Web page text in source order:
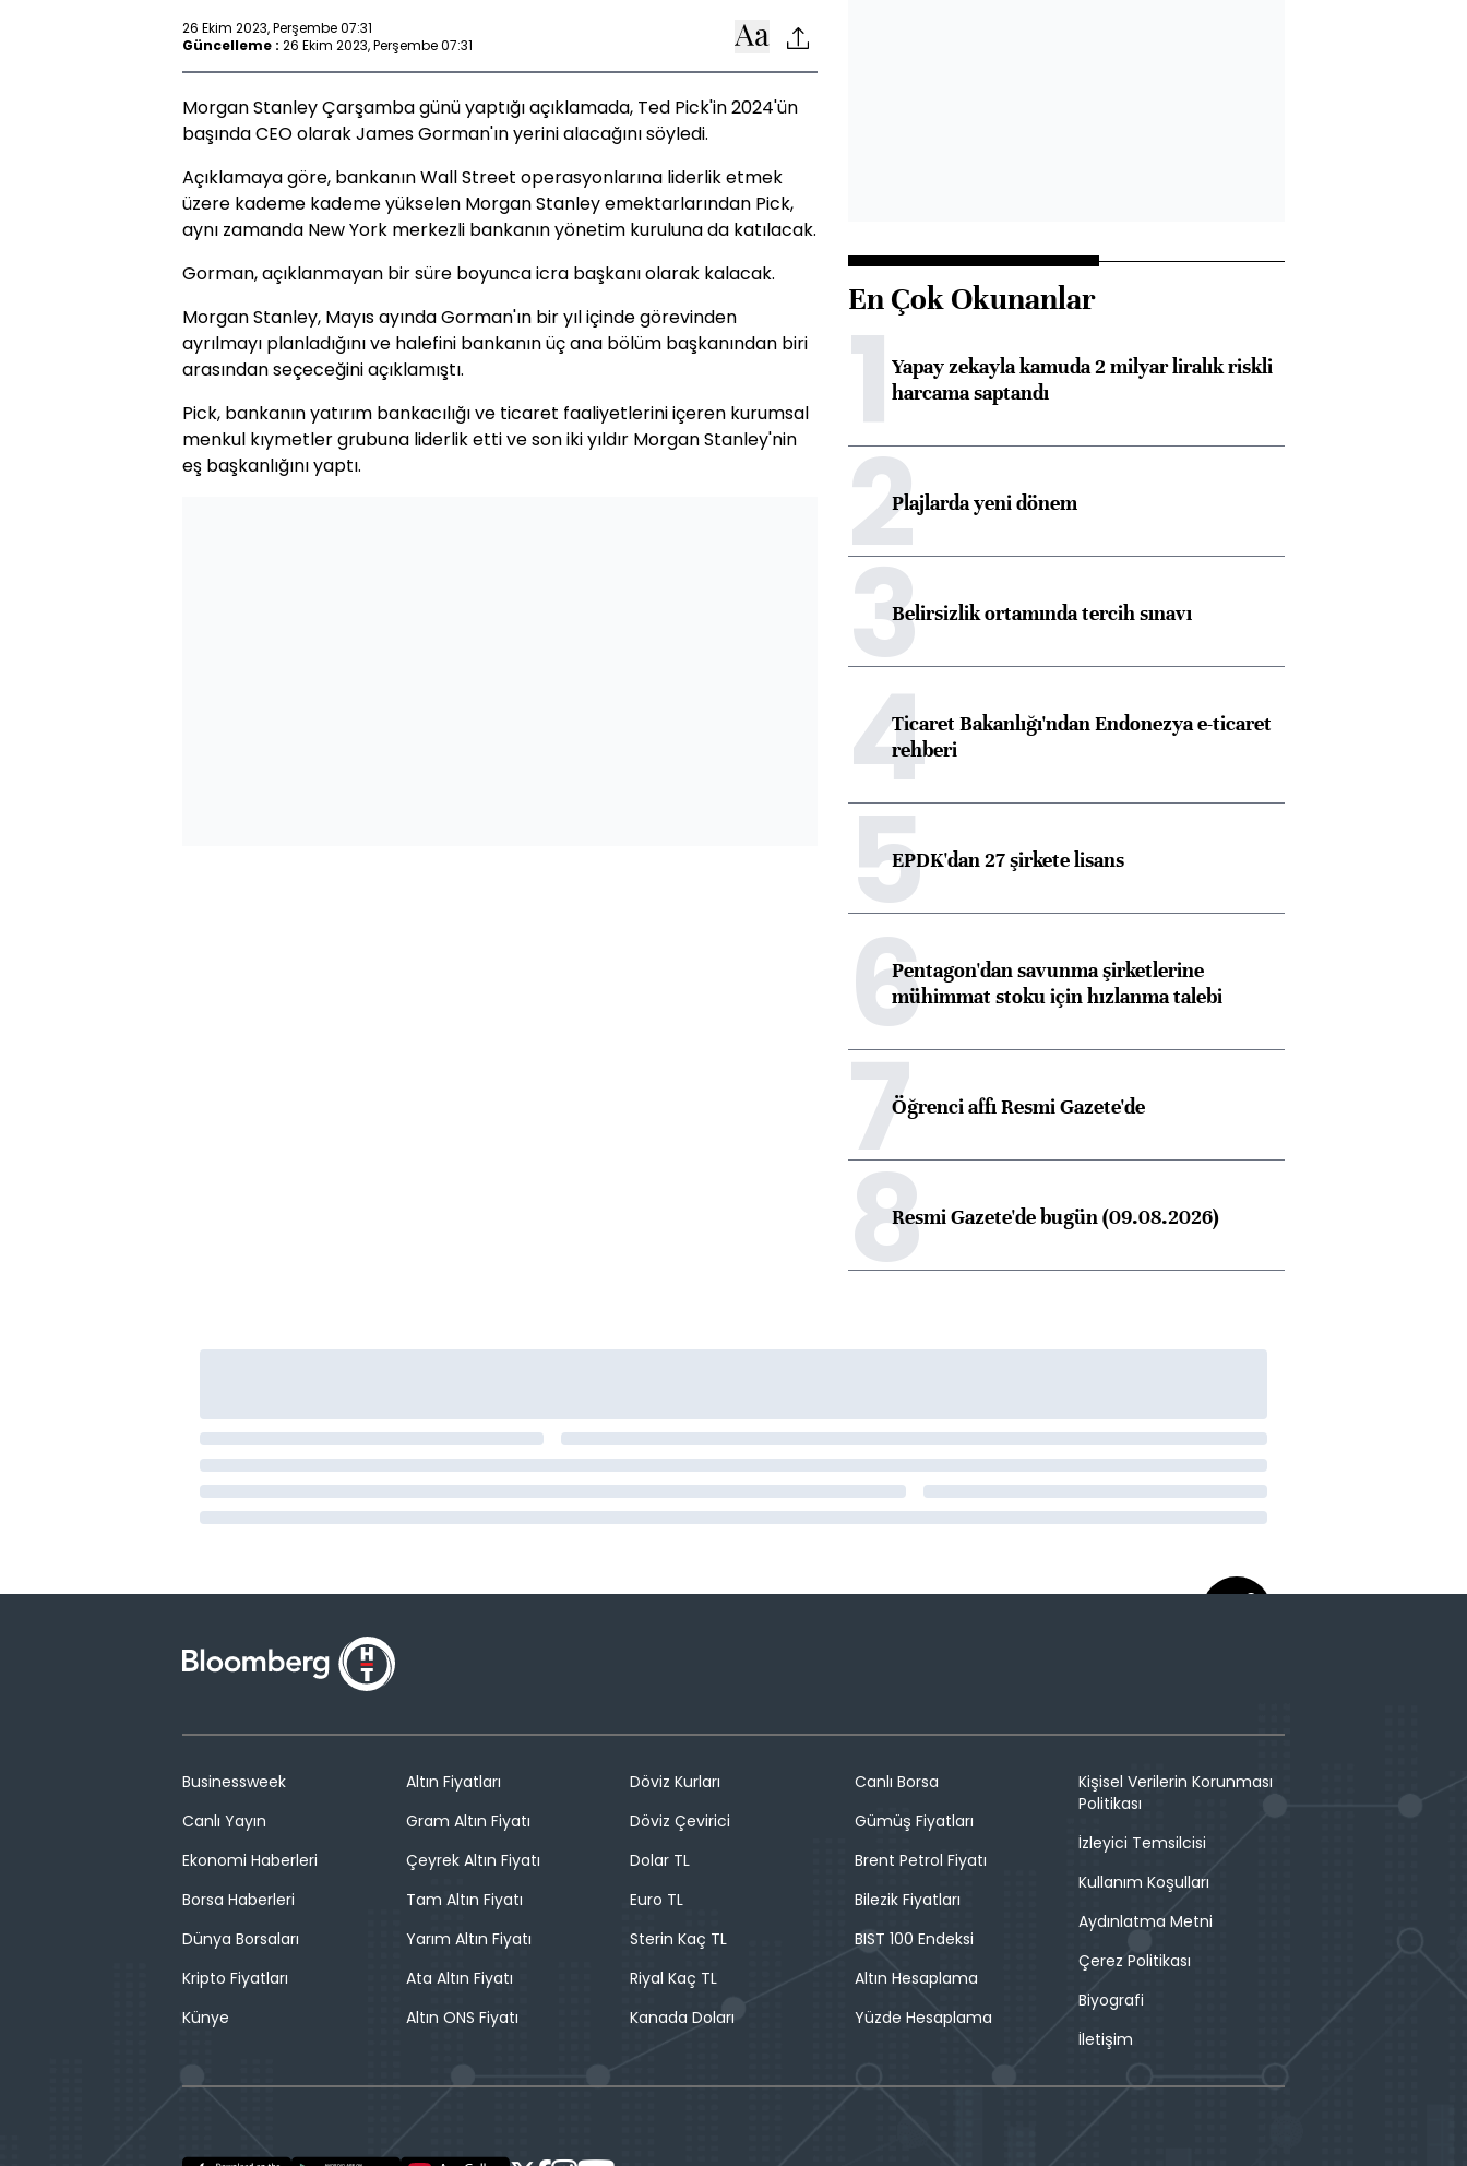
26 Ekim 2023, Perşembe 07:31
Güncelleme : 26 Ekim 2023, Perşembe 07:31
Morgan Stanley Çarşamba günü yaptığı açıklamada, Ted Pick'in 2024'ün
başında CEO olarak James Gorman'ın yerini alacağını söyledi.
Açıklamaya göre, bankanın Wall Street operasyonlarına liderlik etmek
üzere kademe kademe yükselen Morgan Stanley emektarlarından Pick,
aynı zamanda New York merkezli bankanın yönetim kuruluna da katılacak.
Gorman, açıklanmayan bir süre boyunca icra başkanı olarak kalacak.
Morgan Stanley, Mayıs ayında Gorman'ın bir yıl içinde görevinden
ayrılmayı planladığını ve halefini bankanın üç ana bölüm başkanından biri
arasından seçeceğini açıklamıştı.
Pick, bankanın yatırım bankacılığı ve ticaret faaliyetlerini içeren kurumsal
menkul kıymetler grubuna liderlik etti ve son iki yıldır Morgan Stanley'nin
eş başkanlığını yaptı.
En Çok Okunanlar
1Yapay zekayla kamuda 2 milyar liralık riskli
harcama saptandı
2Plajlarda yeni dönem
3Belirsizlik ortamında tercih sınavı
4Ticaret Bakanlığı'ndan Endonezya e-ticaret
rehberi
5EPDK'dan 27 şirkete lisans
6Pentagon'dan savunma şirketlerine
mühimmat stoku için hızlanma talebi
7Öğrenci affı Resmi Gazete'de
8Resmi Gazete'de bugün (09.08.2026)
Businessweek
Canlı Yayın
Ekonomi Haberleri
Borsa Haberleri
Dünya Borsaları
Kripto Fiyatları
Künye
Altın Fiyatları
Gram Altın Fiyatı
Çeyrek Altın Fiyatı
Tam Altın Fiyatı
Yarım Altın Fiyatı
Ata Altın Fiyatı
Altın ONS Fiyatı
Döviz Kurları
Döviz Çevirici
Dolar TL
Euro TL
Sterin Kaç TL
Riyal Kaç TL
Kanada Doları
Canlı Borsa
Gümüş Fiyatları
Brent Petrol Fiyatı
Bilezik Fiyatları
BIST 100 Endeksi
Altın Hesaplama
Yüzde Hesaplama
Kişisel Verilerin Korunması
Politikası
İzleyici Temsilcisi
Kullanım Koşulları
Aydınlatma Metni
Çerez Politikası
Biyografi
İletişim